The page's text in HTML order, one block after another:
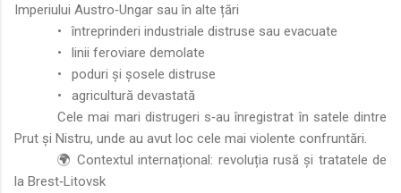
Imperiului Austro‑Ungar sau în alte țări
•
întreprinderi industriale distruse sau evacuate
•
linii feroviare demolate
•
poduri și șosele distruse
•
agricultură devastată
Cele mai mari distrugeri s‑au înregistrat în satele dintre
Prut și Nistru, unde au avut loc cele mai violente confruntări.
🌍 Contextul internațional: revoluția rusă și tratatele de
la Brest‑Litovsk